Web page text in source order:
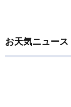
お天気ニュース